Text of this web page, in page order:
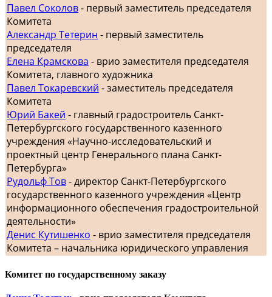
Павел Соколов- первый заместитель председателя
Комитета
Александр Тетерин - первый заместитель
председателя
Елена Крамскова - врио заместителя председателя
Комитета, главного художника
Павел Токаревский - заместитель председателя
Комитета
Юрий Бакей - главный градостроитель Санкт-
Петербургского государственного казенного
учреждения «Научно-исследовательский и
проектный центр Генерального плана Санкт-
Петербурга»
Рудольф Тов- директор Санкт-Петербургского
государственного казенного учреждения «Центр
информационного обеспечения градостроительной
деятельности»
Денис Кутишенко - врио заместителя председателя
Комитета – начальника юридического управления
Комитет по государственному заказу